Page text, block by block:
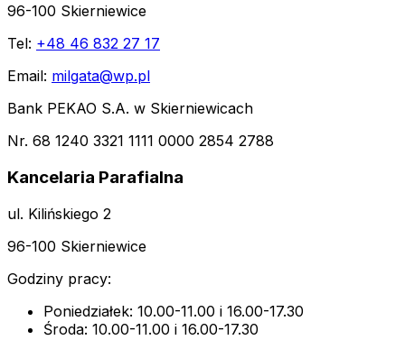
96-100 Skierniewice
Tel: +48 46 832 27 17
Email: milgata@wp.pl
Bank PEKAO S.A. w Skierniewicach
Nr. 68 1240 3321 1111 0000 2854 2788
Kancelaria Parafialna
ul. Kilińskiego 2
96-100 Skierniewice
Godziny pracy:
Poniedziałek: 10.00-11.00 i 16.00-17.30
Środa: 10.00-11.00 i 16.00-17.30